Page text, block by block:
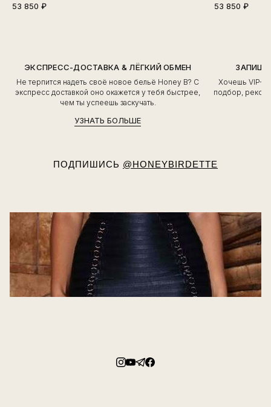
53 850 ₽ 53 850 ₽
ЭКСПРЕСС-ДОСТАВКА & ЛЁГКИЙ ОБМЕН
Не терпится надеть своё новое бельё Honey B? С
экспресс доставкой оно окажется у тебя быстрее,
чем ты успеешь заскучать.
УЗНАТЬ БОЛЬШЕ
Хочешь VIP-
подбор,
ПОДПИШИСЬ @HONEYBIRDETTE